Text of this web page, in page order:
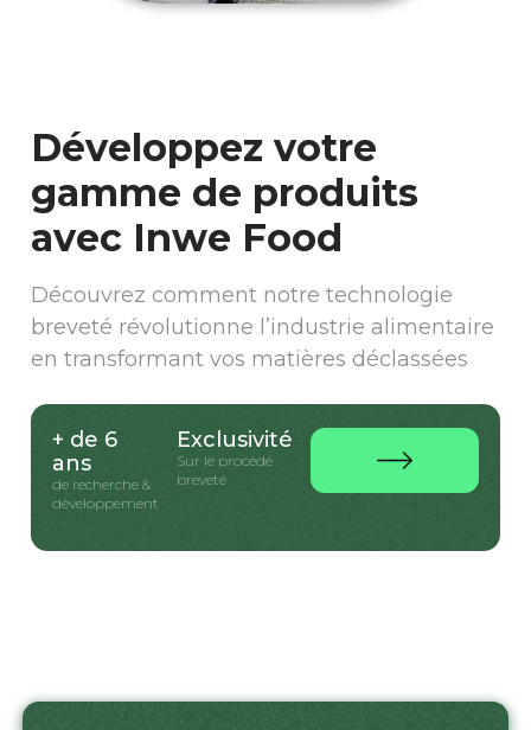
Développez votre
gamme de produits
avec Inwe Food
Découvrez comment notre technologie
breveté révolutionne l’industrie alimentaire
en transformant vos matières déclassées
+ de 6
ans
de recherche &
développement
Exclusivité
Sur le procédé
breveté